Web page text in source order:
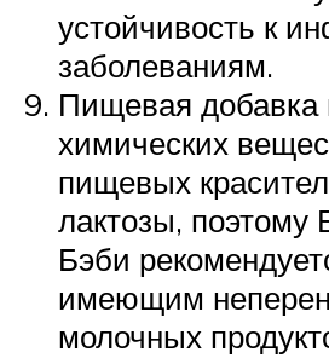
устойчивость к
заболеваниям.
Пищевая добавка
химических
пищевых
лактозы,
Бэби
имеющим
молочных